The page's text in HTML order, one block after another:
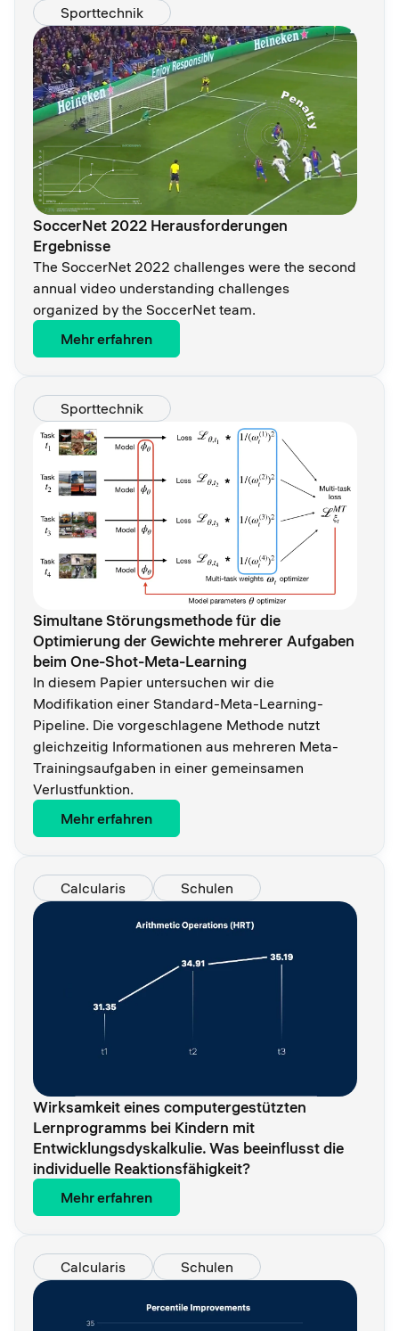
Sporttechnik
SoccerNet 2022 Herausforderungen
Ergebnisse
The SoccerNet 2022 challenges were the second
annual video understanding challenges
organized by the SoccerNet team.
Mehr erfahren
Sporttechnik
Simultane Störungsmethode für die
Optimierung der Gewichte mehrerer Aufgaben
beim One-Shot-Meta-Learning
In diesem Papier untersuchen wir die
Modifikation einer Standard-Meta-Learning-
Pipeline. Die vorgeschlagene Methode nutzt
gleichzeitig Informationen aus mehreren Meta-
Trainingsaufgaben in einer gemeinsamen
Verlustfunktion.
Mehr erfahren
Calcularis Schulen
Wirksamkeit eines computergestützten
Lernprogramms bei Kindern mit
Entwicklungsdyskalkulie. Was beeinflusst die
individuelle Reaktionsfähigkeit?
Mehr erfahren
Calcularis Schulen